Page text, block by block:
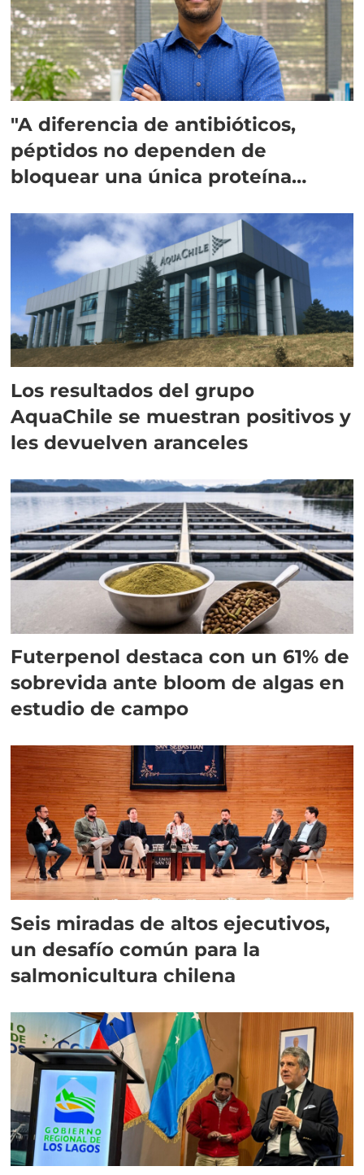
"A diferencia de antibióticos,
péptidos no dependen de
bloquear una única proteína
Los resultados del grupo
AquaChile se muestran positivos y
les devuelven aranceles
Futerpenol destaca con un 61% de
sobrevida ante bloom de algas en
estudio de campo
Seis miradas de altos ejecutivos,
un desafío común para la
salmonicultura chilena